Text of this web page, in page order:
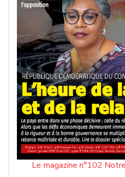
Le magazine n°102